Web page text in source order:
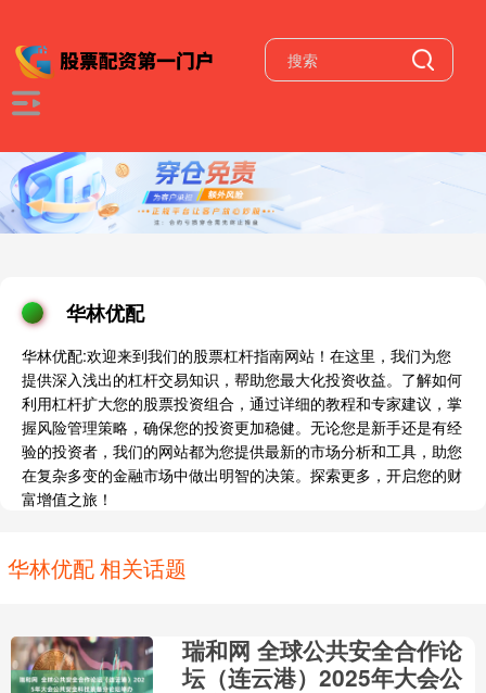
华林优配
华林优配:欢迎来到我们的股票杠杆指南网站！在这里，我们为您
提供深入浅出的杠杆交易知识，帮助您最大化投资收益。了解如何
利用杠杆扩大您的股票投资组合，通过详细的教程和专家建议，掌
握风险管理策略，确保您的投资更加稳健。无论您是新手还是有经
验的投资者，我们的网站都为您提供最新的市场分析和工具，助您
在复杂多变的金融市场中做出明智的决策。探索更多，开启您的财
富增值之旅！
华林优配 相关话题
瑞和网 全球公共安全合作论
坛（连云港）2025年大会公